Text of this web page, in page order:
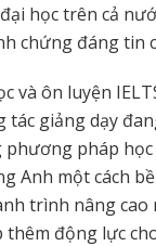
học trên cả
chứng đáng tin
và ôn luyện
tác giảng dạy
pháp
Anh một cách
trình nâng
động lực